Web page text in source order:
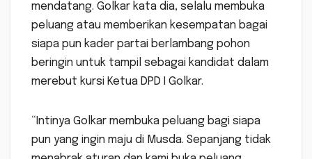
mendatang. Golkar kata dia, selalu membuka
peluang atau memberikan kesempatan bagai
siapa pun kader partai berlambang pohon
beringin untuk tampil sebagai kandidat dalam
merebut kursi Ketua DPD I Golkar.
“Intinya Golkar membuka peluang bagi siapa
pun yang ingin maju di Musda. Sepanjang tidak